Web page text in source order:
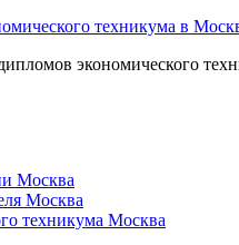
техникума в
экономического
Москва
Москва
техникума Москва